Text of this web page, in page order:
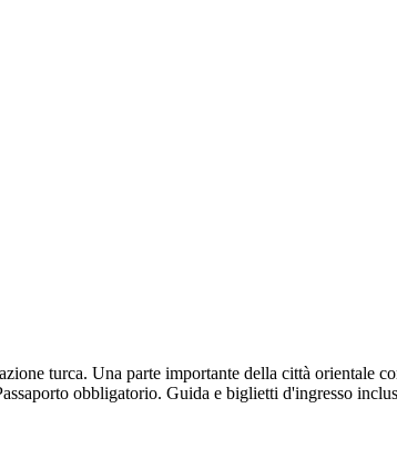
turca. Una parte importante della città orientale
obbligatorio. Guida e biglietti d'ingresso